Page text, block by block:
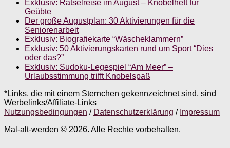
Exklusiv: Rätselreise im August – Knobelheft für
Geübte
Der große Augustplan: 30 Aktivierungen für die
Seniorenarbeit
Exklusiv: Biografiekarte “Wäscheklammern”
Exklusiv: 50 Aktivierungskarten rund um Sport “Dies
oder das?”
Exklusiv: Sudoku-Legespiel “Am Meer” –
Urlaubsstimmung trifft Knobelspaß
*Links, die mit einem Sternchen gekennzeichnet sind, sind
Werbelinks/Affiliate-Links
Nutzungsbedingungen / Datenschutzerklärung / Impressum
Mal-alt-werden © 2026. Alle Rechte vorbehalten.